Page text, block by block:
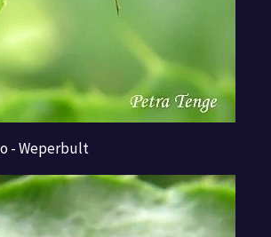
- Weperbult